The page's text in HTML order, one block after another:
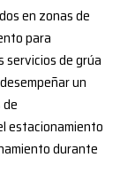
en zonas de
para
servicios de grúa
un
estacionamiento
durante